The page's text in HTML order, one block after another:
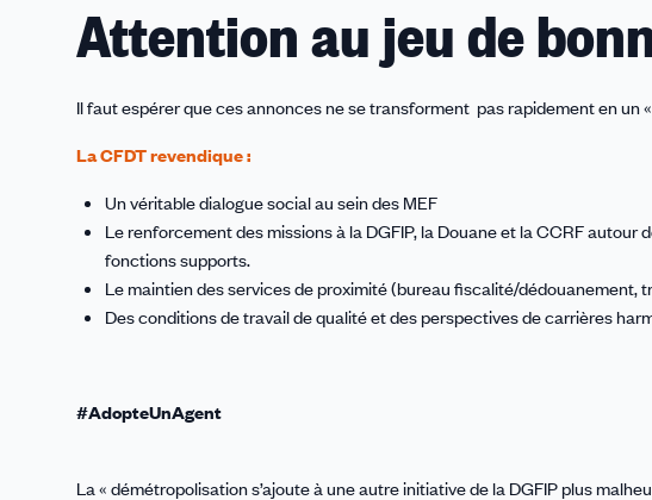
Attention au jeu de
Il faut espérer que ces annonces ne se transforment pas rapidement en un
La CFDT revendique :
Un véritable dialogue social au sein des MEF
Le renforcement des missions à la DGFIP, la Douane et la CCRF
fonctions supports.
Le maintien des services de proximité (bureau fiscalité/dédouanement,
Des conditions de travail de qualité et des perspectives de carrières
#AdopteUnAgent
La « démétropolisation s’ajoute à une autre initiative de la DGFIP plus